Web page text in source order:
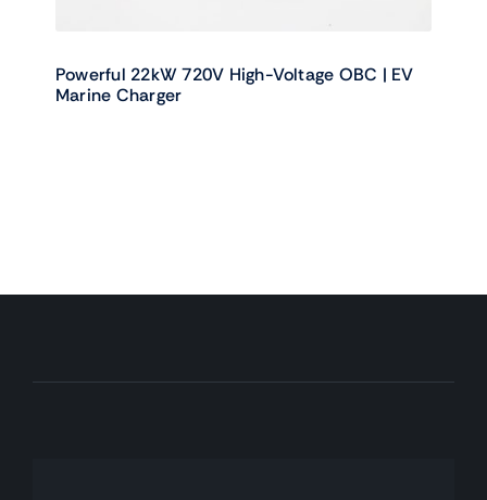
Powerful 22kW 720V High-Voltage OBC | EV
Marine Charger